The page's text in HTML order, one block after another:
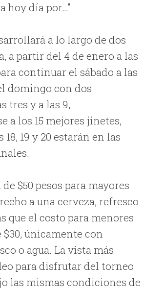
hoy día por…”
a lo largo de dos
a partir del 4 de enero a las
continuar el sábado a las
domingo con dos
tres y a las 9,
a los 15 mejores jinetes,
19 y 20 estarán en las
$50 pesos para mayores
a una cerveza, refresco
que el costo para menores
$30, únicamente con
o agua. La vista más
para disfrutar del torneo
las mismas condiciones de